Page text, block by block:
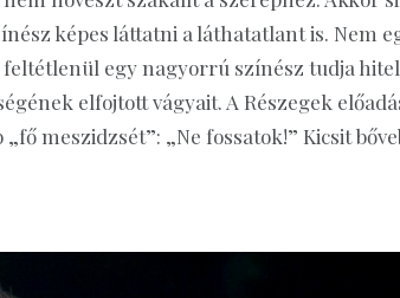
képes láttatni a láthatatlant is. Nem
egy nagyorrú színész tudja
elfojtott vágyait. A Részegek
meszidzsét”: „Ne fossatok!” Kicsit